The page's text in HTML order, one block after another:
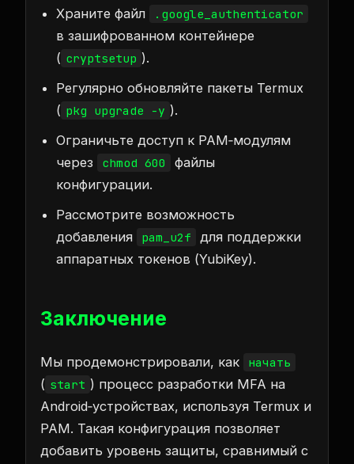
Храните файл .google_authenticator
в зашифрованном контейнере
( cryptsetup ).
Регулярно обновляйте пакеты Termux
( pkg upgrade -y ).
Ограничьте доступ к PAM‑модулям
через
chmod 600
файлы
конфигурации.
Рассмотрите возможность
добавления
pam_u2f
для поддержки
аппаратных токенов (YubiKey).
Заключение
Мы продемонстрировали, как начать
( start ) процесс разработки MFA на
Android‑устройствах, используя Termux и
PAM. Такая конфигурация позволяет
добавить уровень защиты, сравнимый с